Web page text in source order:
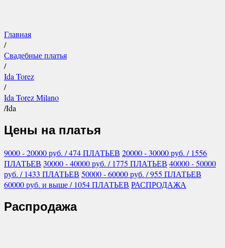
Главная
/
Свадебные платья
/
Ida Torez
/
Ida Torez Milano
/Ida
Цены на платья
9000 - 20000руб. / 474 ПЛАТЬЕВ 20000 - 30000руб. / 1556
ПЛАТЬЕВ 30000 - 40000руб. / 1775 ПЛАТЬЕВ 40000 - 50000
руб. / 1433 ПЛАТЬЕВ 50000 - 60000руб. / 955 ПЛАТЬЕВ
60000руб. и выше/ 1054 ПЛАТЬЕВ РАСПРОДАЖА
Распродажа